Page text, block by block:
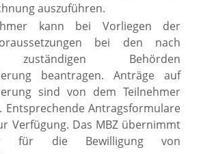
auszuführen.
kann bei Vorliegen der
bei den nach
zuständigen Behörden
beantragen. Anträge auf
sind von dem Teilnehmer
Entsprechende Antragsformulare
Verfügung. Das MBZ übernimmt
für die Bewilligung von